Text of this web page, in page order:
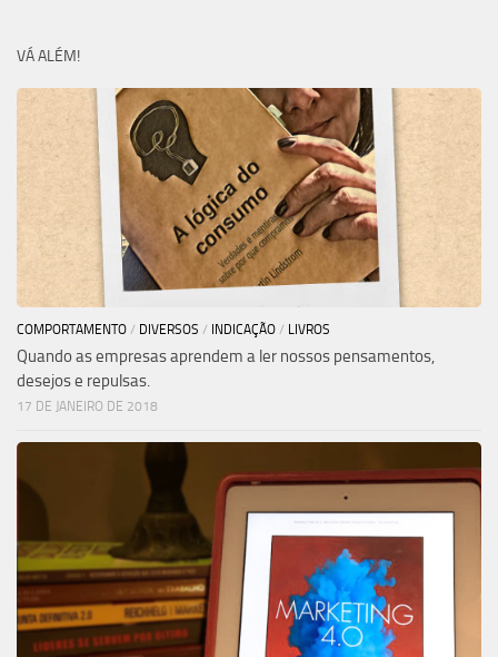
VÁ ALÉM!
COMPORTAMENTO / DIVERSOS / INDICAÇÃO / LIVROS
Quando as empresas aprendem a ler nossos pensamentos,
desejos e repulsas.
17 DE JANEIRO DE 2018